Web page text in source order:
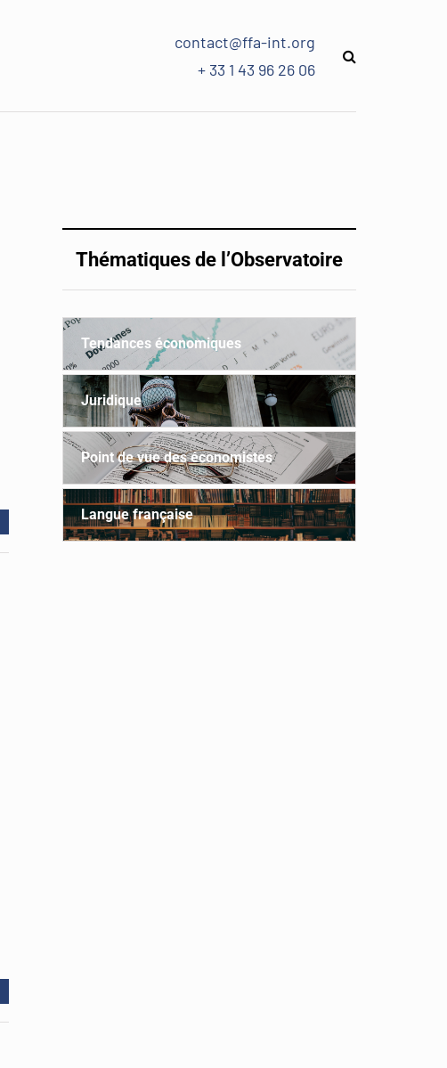
contact@ffa-int.org
+ 33 1 43 96 26 06
Thématiques de l’Observatoire
Tendances économiques
Juridique
Point de vue des économistes
Langue française